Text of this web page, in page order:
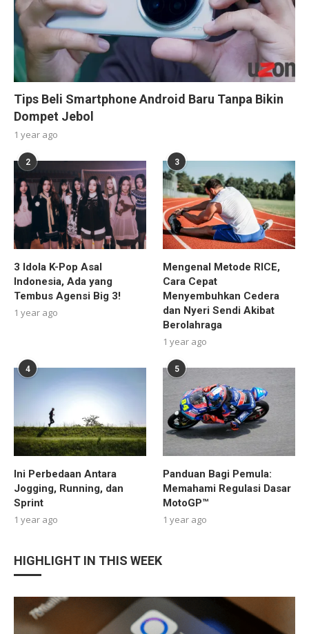
Tips Beli Smartphone Android Baru Tanpa Bikin
Dompet Jebol
1 year ago
2
3 Idola K-Pop Asal
Indonesia, Ada yang
Tembus Agensi Big 3!
1 year ago
3
Mengenal Metode RICE,
Cara Cepat
Menyembuhkan Cedera
dan Nyeri Sendi Akibat
Berolahraga
1 year ago
4
Ini Perbedaan Antara
Jogging, Running, dan
Sprint
1 year ago
5
Panduan Bagi Pemula:
Memahami Regulasi Dasar
MotoGP™
1 year ago
HIGHLIGHT IN THIS WEEK